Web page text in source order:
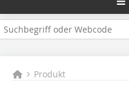
Produkt